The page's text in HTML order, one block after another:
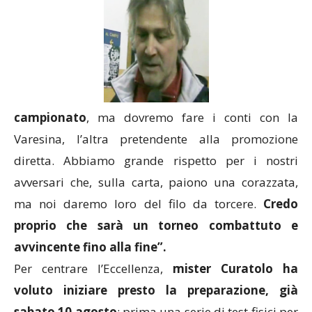
campionato, ma dovremo fare i conti con la
Varesina, l’altra pretendente alla promozione
diretta. Abbiamo grande rispetto per i nostri
avversari che, sulla carta, paiono una corazzata,
ma noi daremo loro del filo da torcere. Credo
proprio che sarà un torneo combattuto e
avvincente fino alla fine”.
Per centrare l’Eccellenza, mister Curatolo ha
voluto iniziare presto la preparazione, già